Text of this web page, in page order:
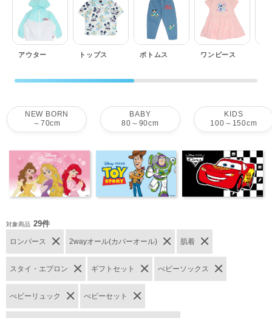
アウター トップス ボトムス ワンピース
NEW BORN
～70cm
BABY
80～90cm
KIDS
100～150cm
対象商品 29件
ロンパース 2wayオール(カバーオール) 肌着
スタイ・エプロン ギフトセット べビーソックス
べビーリュック べビーセット